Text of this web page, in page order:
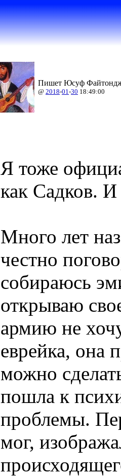
Пишет Юсуф
@ 2018-01-30 18:49:00
Я тоже
как Садков. И
Много лет
честно
собираюсь
открываю
армию не
еврейка, она
можно
пошла к
проблемы.
мог,